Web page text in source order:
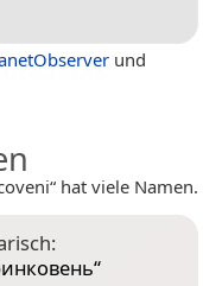
und
hat viele Namen.
“